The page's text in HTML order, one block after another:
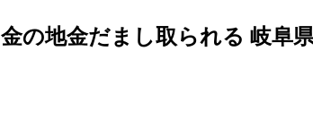
の地金だまし取られる 岐阜